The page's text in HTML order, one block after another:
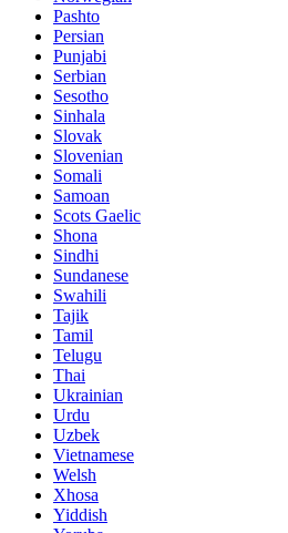
Pashto
Persian
Punjabi
Serbian
Sesotho
Sinhala
Slovak
Slovenian
Somali
Samoan
Scots Gaelic
Shona
Sindhi
Sundanese
Swahili
Tajik
Tamil
Telugu
Thai
Ukrainian
Urdu
Uzbek
Vietnamese
Welsh
Xhosa
Yiddish